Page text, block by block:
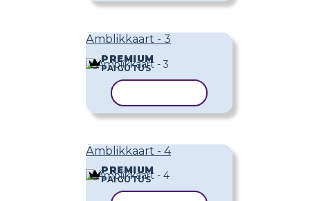
Ämblikkaart - 3
PREMIUM
PAIGUTUS
Ämblikkaart - 4
PREMIUM
PAIGUTUS